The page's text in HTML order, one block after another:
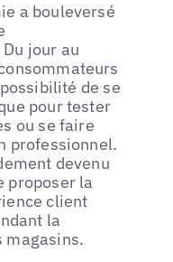
a bouleversé
jour au
de se
pour tester
ou se faire
professionnel.
devenu
proposer la
client
la
magasins.